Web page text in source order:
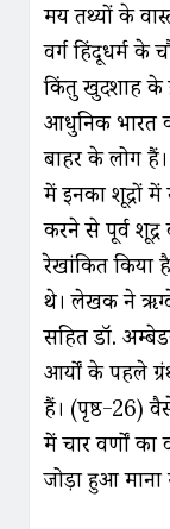
मय तथ्यों के
वर्ग हिंदूधर्म के
किंतु खुदशाह के
आधुनिक भारत
बाहर के लोग
में इनका शूद्रों
करने से पूर्व
रेखांकित किया
थे। लेखक ने
सहित डॉ.
आर्यों के पहले
हैं। (पृष्ठ-26)
में चार वर्णों
जोड़ा हुआ माना